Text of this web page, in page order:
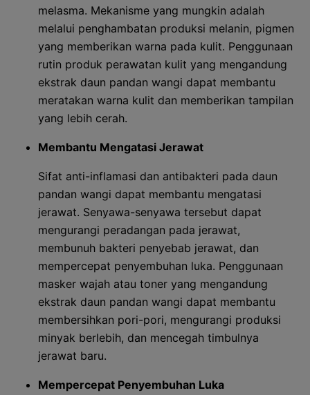
melasma. Mekanisme yang mungkin adalah
melalui penghambatan produksi melanin, pigmen
yang memberikan warna pada kulit. Penggunaan
rutin produk perawatan kulit yang mengandung
ekstrak daun pandan wangi dapat membantu
meratakan warna kulit dan memberikan tampilan
yang lebih cerah.
Membantu Mengatasi Jerawat
Sifat anti-inflamasi dan antibakteri pada daun
pandan wangi dapat membantu mengatasi
jerawat. Senyawa-senyawa tersebut dapat
mengurangi peradangan pada jerawat,
membunuh bakteri penyebab jerawat, dan
mempercepat penyembuhan luka. Penggunaan
masker wajah atau toner yang mengandung
ekstrak daun pandan wangi dapat membantu
membersihkan pori-pori, mengurangi produksi
minyak berlebih, dan mencegah timbulnya
jerawat baru.
Mempercepat Penyembuhan Luka